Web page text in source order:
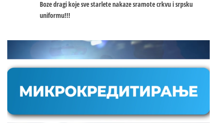
Boze dragi koje sve starlete nakaze sramote crkvu i srpsku
uniformu!!!